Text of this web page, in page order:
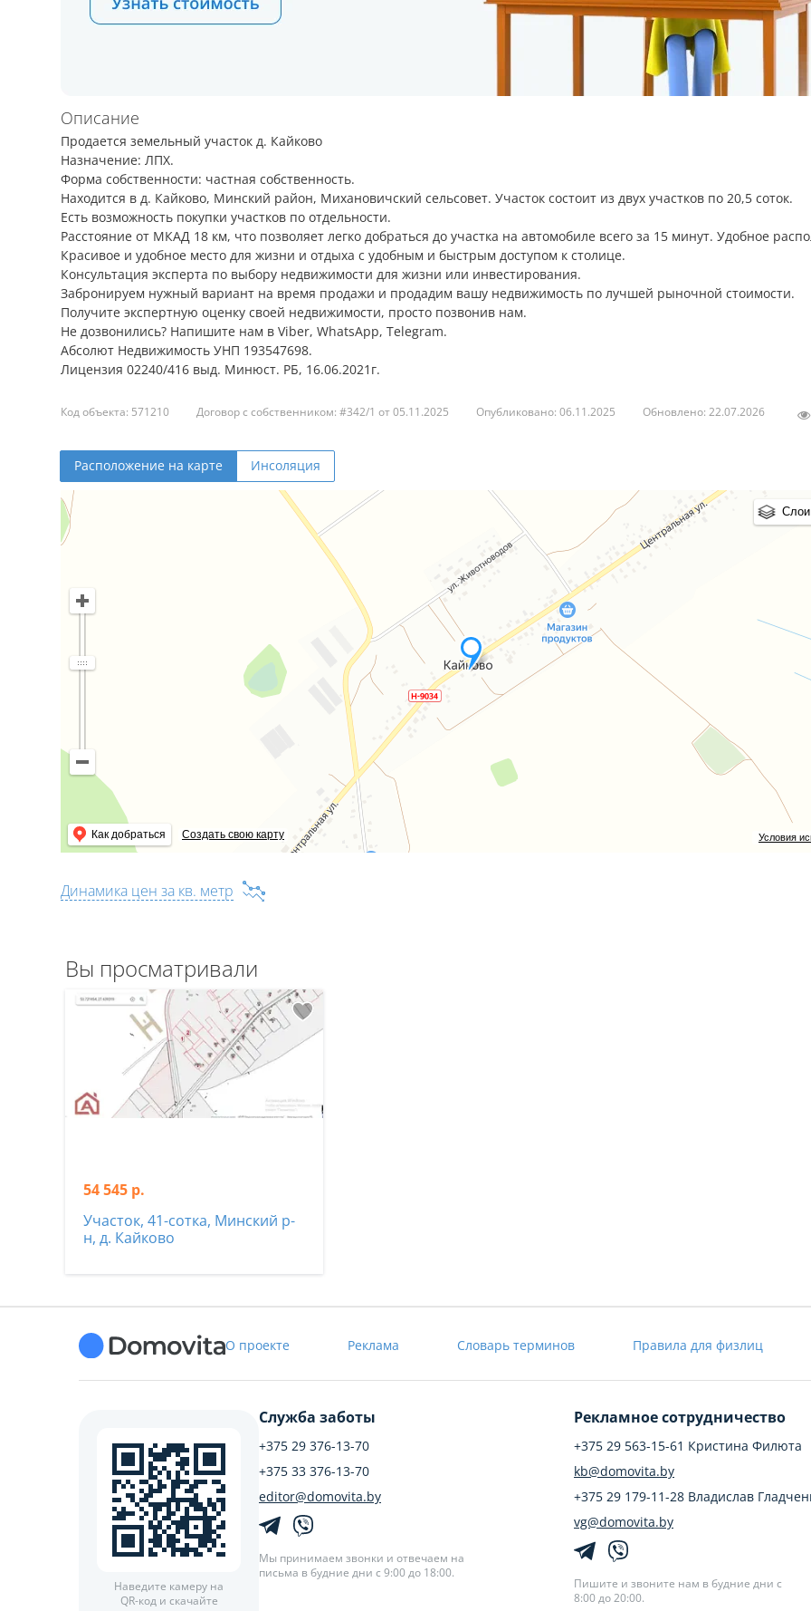
Описание
Продается земельный участок д. Кайково
Назначение: ЛПХ.
Форма собственности: частная собственность.
Находится в д. Кайково, Минский район, Михановичский сельсовет. Участок состоит из двух участков по 20,5 соток.
Есть возможность покупки участков по отдельности.
Расстояние от МКАД 18 км, что позволяет легко добраться до участка на автомобиле всего за 15 минут. Удобное
Красивое и удобное место для жизни и отдыха с удобным и быстрым доступом к столице.
Консультация эксперта по выбору недвижимости для жизни или инвестирования.
Забронируем нужный вариант на время продажи и продадим вашу недвижимость по лучшей рыночной стоимости.
Получите экспертную оценку своей недвижимости, просто позвонив нам.
Не дозвонились? Напишите нам в Viber, WhatsApp, Telegram.
Абсолют Недвижимость УНП 193547698.
Лицензия 02240/416 выд. Минюст. РБ, 16.06.2021г.
Код объекта: 571210 Договор с собственником: #342/1 от 05.11.2025 Опубликовано: 06.11.2025 Обновлено: 22.07.2026
Расположение на карте Инсоляция
Условия
Как добраться Создать свою карту
Слои
Динамика цен за кв. метр
Вы просматривали
54 545 р.
Участок, 41-сотка, Минский р-
н, д. Кайково
О проекте Реклама Словарь терминов Правила для физлиц
Наведите камеру на
QR-код и скачайте
Служба заботы
+375 29 376-13-70
+375 33 376-13-70
editor@domovita.by
Мы принимаем звонки и отвечаем на
письма в будние дни с 9:00 до 18:00.
Рекламное сотрудничество
+375 29 563-15-61 Кристина Филюта
kb@domovita.by
+375 29 179-11-28 Владислав
vg@domovita.by
Пишите и звоните нам в будние дни с
8:00 до 20:00.